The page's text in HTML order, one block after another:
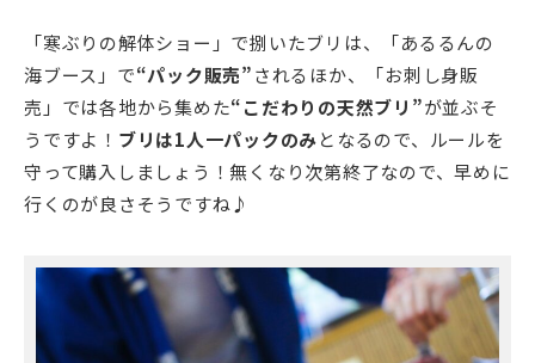
「寒ぶりの解体ショー」で捌いたブリは、「あるるんの
海ブース」で“パック販売”されるほか、「お刺し身販
売」では各地から集めた“こだわりの天然ブリ”が並ぶそ
うですよ！ ブリは1人一パックのみとなるので、ルールを
守って購入しましょう！無くなり次第終了なので、早めに
行くのが良さそうですね♪